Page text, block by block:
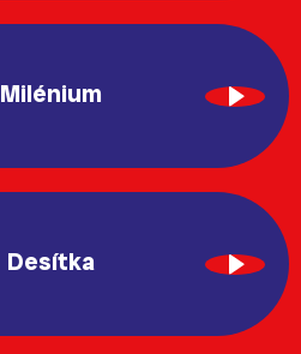
Milénium
Desítka